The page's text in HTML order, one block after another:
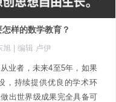
样的数学教育？
旭 | 编辑 卢伊
业者，未来4至5年，如果
，持续提供优良的学术环
出世界级成果完全具备可